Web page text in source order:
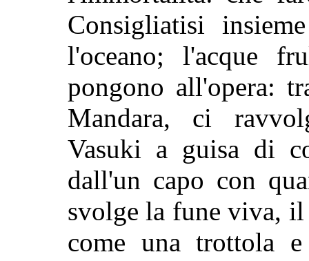
Consigliatisi
l'oceano; l'acque
pongono all'opera:
Mandara, ci
Vasuki a guisa di
dall'un capo con
svolge la fune viva, il
come una trottola